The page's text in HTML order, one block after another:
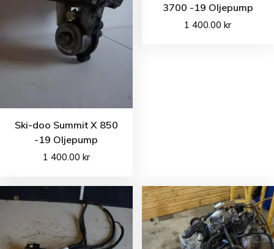
Ski-doo Summit X 850
-19 Oljepump
1 400.00 kr
3700 -19 Oljepump
1 400.00kr